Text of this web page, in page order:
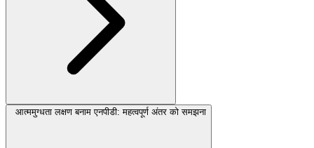
आत्ममुग्धता लक्षण बनाम एनपीडी: महत्वपूर्ण अंतर को समझना